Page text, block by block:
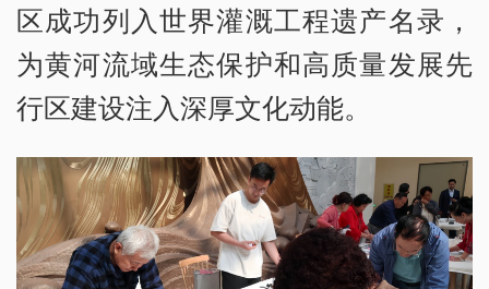
区成功列入世界灌溉工程遗产名录，
为黄河流域生态保护和高质量发展先
行区建设注入深厚文化动能。